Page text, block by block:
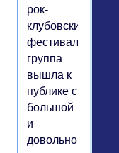
рок-
клубовских
фестивалей
группа
вышла к
публике с
большой
и
довольно